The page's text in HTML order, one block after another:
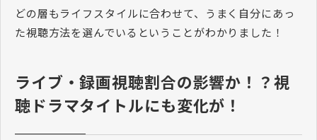
どの層もライフスタイルに合わせて、うまく自分にあっ
た視聴方法を選んでいるということがわかりました！
ライブ・録画視聴割合の影響か！？視
聴ドラマタイトルにも変化が！